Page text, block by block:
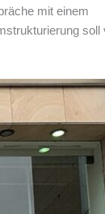
mit einem
soll